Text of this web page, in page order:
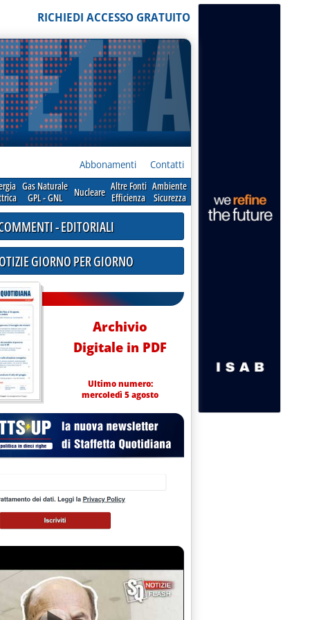
RICHIEDI ACCESSO GRATUITO
Abbonamenti Contatti
Gas Naturale
GPL - GNL
Nucleare Altre Fonti
Efficienza
Ambiente
Sicurezza
- EDITORIALI
GIORNO PER GIORNO
Archivio
Digitale in PDF
Ultimo numero:
mercoledì 5 agosto